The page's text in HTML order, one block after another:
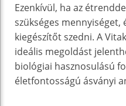
Ezenkívül, ha az
szükséges
kiegészítőt szedni. A
ideális megoldást
biológiai hasznosulású
életfontosságú ásványi